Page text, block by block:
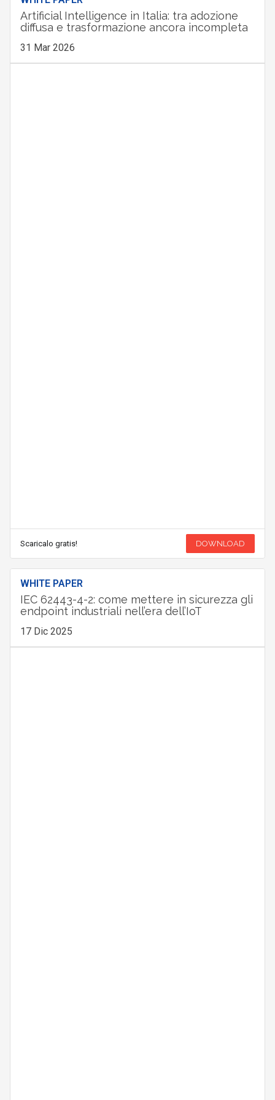
Artificial Intelligence in Italia: tra adozione
diffusa e trasformazione ancora incompleta
31 Mar 2026
Scaricalo gratis! DOWNLOAD
WHITE PAPER
IEC 62443-4-2: come mettere in sicurezza gli
endpoint industriali nell’era dell’IoT
17 Dic 2025